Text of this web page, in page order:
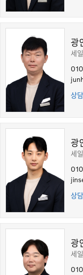
광
세
상
광
세
상
광
세